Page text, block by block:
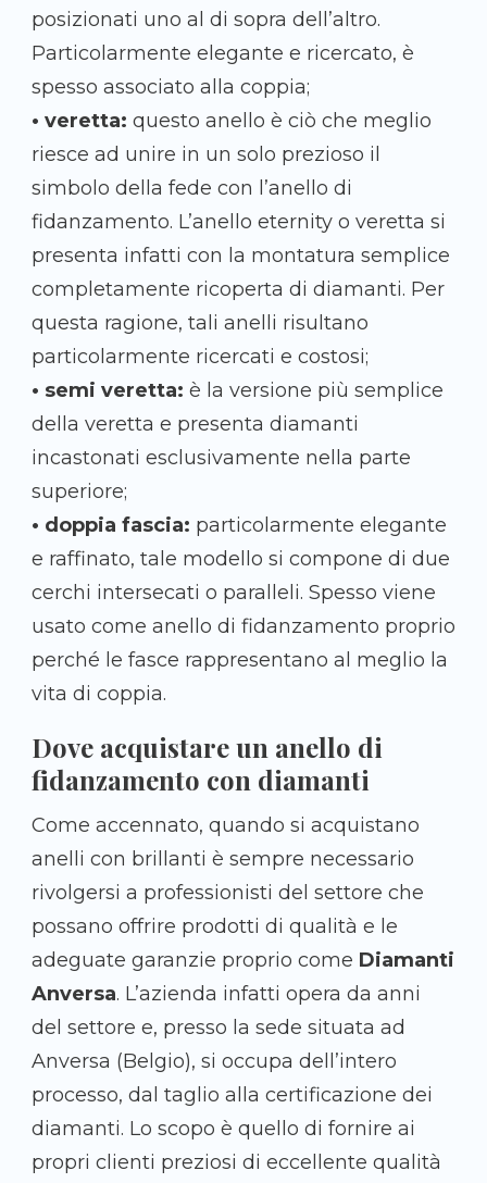
posizionati uno al di sopra dell’altro.
Particolarmente elegante e ricercato, è
spesso associato alla coppia;
• veretta: questo anello è ciò che meglio
riesce ad unire in un solo prezioso il
simbolo della fede con l’anello di
fidanzamento. L’anello eternity o veretta si
presenta infatti con la montatura semplice
completamente ricoperta di diamanti. Per
questa ragione, tali anelli risultano
particolarmente ricercati e costosi;
• semi veretta: è la versione più semplice
della veretta e presenta diamanti
incastonati esclusivamente nella parte
superiore;
• doppia fascia: particolarmente elegante
e raffinato, tale modello si compone di due
cerchi intersecati o paralleli. Spesso viene
usato come anello di fidanzamento proprio
perché le fasce rappresentano al meglio la
vita di coppia.
Dove acquistare un anello di
fidanzamento con diamanti
Come accennato, quando si acquistano
anelli con brillanti è sempre necessario
rivolgersi a professionisti del settore che
possano offrire prodotti di qualità e le
adeguate garanzie proprio come Diamanti
Anversa. L’azienda infatti opera da anni
del settore e, presso la sede situata ad
Anversa (Belgio), si occupa dell’intero
processo, dal taglio alla certificazione dei
diamanti. Lo scopo è quello di fornire ai
propri clienti preziosi di eccellente qualità